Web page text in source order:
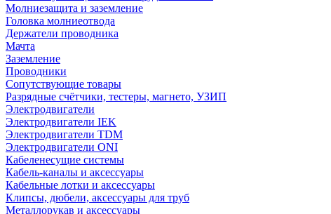
Молниезащита и заземление
Головка молниеотвода
Держатели проводника
Мачта
Заземление
Проводники
Сопутствующие товары
Разрядные счётчики, тестеры, магнето, УЗИП
Электродвигатели
Электродвигатели IEK
Электродвигатели TDM
Электродвигатели ONI
Кабеленесущие системы
Кабель-каналы и аксессуары
Кабельные лотки и аксессуары
Клипсы, дюбели, аксессуары для труб
Металлорукав и аксессуары